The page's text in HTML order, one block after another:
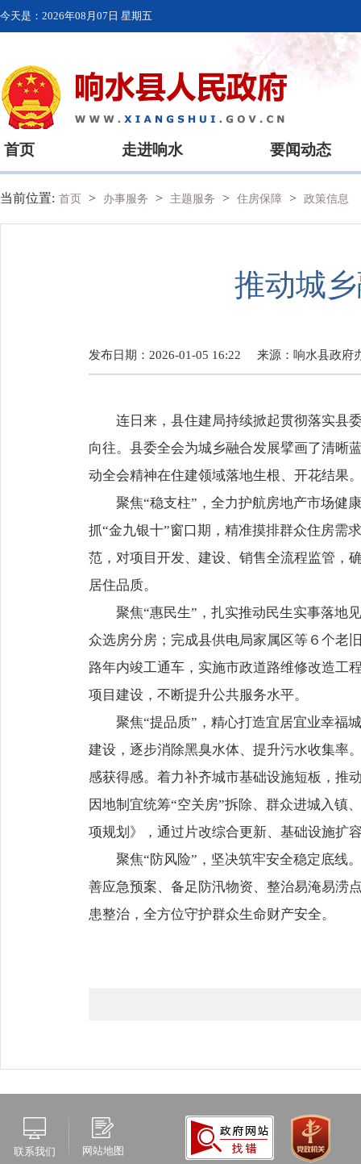
今天是： 2026年08月07日 星期五
首页 走进响水 要闻动态
当前位置: 首页 > 办事服务 > 主题服务 > 住房保障 > 政策信息
推动城
发布日期：2026-01-05 16:22 来源： 响水县政府
连日来，县住建局持续掀起贯彻落实县
向往。县委全会为城乡融合发展擘画了清晰
动全会精神在住建领域落地生根、开花结果
聚焦“稳支柱”，全力护航房地产市场健
抓“金九银十”窗口期，精准摸排群众住房需
范，对项目开发、建设、销售全流程监管，
居住品质。
聚焦“惠民生”，扎实推动民生实事落地
众选房分房；完成县供电局家属区等６个老
路年内竣工通车，实施市政道路维修改造工
项目建设，不断提升公共服务水平。
聚焦“提品质”，精心打造宜居宜业幸福
建设，逐步消除黑臭水体、提升污水收集率
感获得感。着力补齐城市基础设施短板，推
因地制宜统筹“空关房”拆除、群众进城入镇
项规划》，通过片改综合更新、基础设施扩
聚焦“防风险”，坚决筑牢安全稳定底线
善应急预案、备足防汛物资、整治易淹易涝
患整治，全方位守护群众生命财产安全。
联系我们 网站地图